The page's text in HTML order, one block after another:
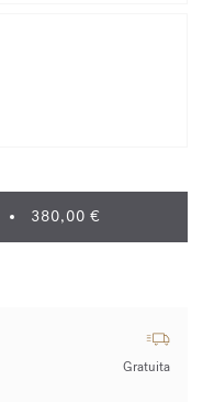
380,00 €
Gratuita